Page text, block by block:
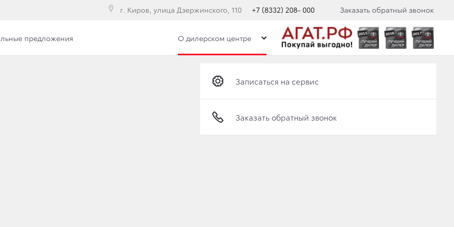
г. Киров, улица Дзержинского, 110 +7 (8332) 208- 000 Заказать обратный звонок
Записаться на сервис
Отправить заявку на Трейд-ин
предложения О дилерском центре
Записаться на сервис
Заказать обратный звонок
TOYOTA CAMRY